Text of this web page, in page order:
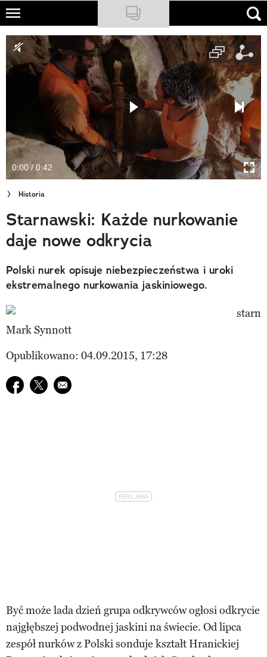
Skip
main
content
NATIONAL GEOGRAPHIC
TRAVELER
PODCASTY
Newsletter
Cuda Polski
Wielki Konkurs Fotograficzny
Trendbook Podróżniczy
Polecane
0:00 / 0:42
Historia
Starnawski: Każde nurkowanie
daje nowe odkrycia
Polski nurek opisuje niebezpieczeństwa i uroki
ekstremalnego nurkowania jaskiniowego.
Mark Synnott
Opublikowano: 04.09.2015, 17:28
Udostępnij na facebook
Udostępnij na twitter
E-mail do przyjaciela
Być może lada dzień grupa odkrywców ogłosi odkrycie
najgłębszej podwodnej jaskini na świecie. Od lipca
zespół nurków z Polski sonduje kształt Hranickiej